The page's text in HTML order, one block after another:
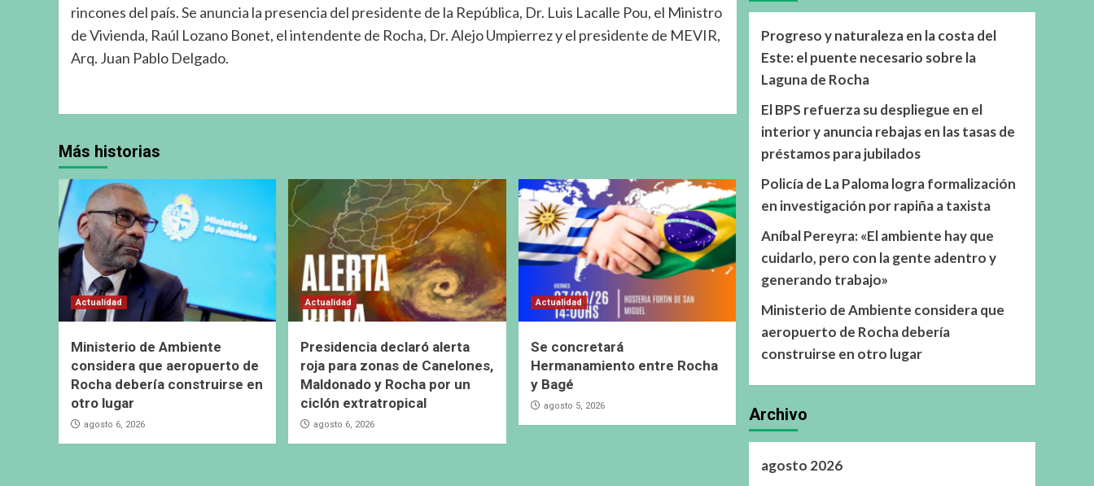
rincones del país. Se anuncia la presencia del presidente de la República, Dr. Luis Lacalle Pou, el Ministro
de Vivienda, Raúl Lozano Bonet, el intendente de Rocha, Dr. Alejo Umpierrez y el presidente de MEVIR,
Arq. Juan Pablo Delgado.
Más historias
Actualidad
Ministerio de Ambiente
considera que aeropuerto de
Rocha debería construirse en
otro lugar
agosto 6, 2026
Actualidad
Presidencia declaró alerta
roja para zonas de Canelones,
Maldonado y Rocha por un
ciclón extratropical
agosto 6, 2026
Actualidad
Se concretará
Hermanamiento entre Rocha
y Bagé
agosto 5, 2026
Progreso y naturaleza en la costa del
Este: el puente necesario sobre la
Laguna de Rocha
El BPS refuerza su despliegue en el
interior y anuncia rebajas en las tasas de
préstamos para jubilados
Policía de La Paloma logra formalización
en investigación por rapiña a taxista
Aníbal Pereyra: «El ambiente hay que
cuidarlo, pero con la gente adentro y
generando trabajo»
Ministerio de Ambiente considera que
aeropuerto de Rocha debería
construirse en otro lugar
Archivo
agosto 2026